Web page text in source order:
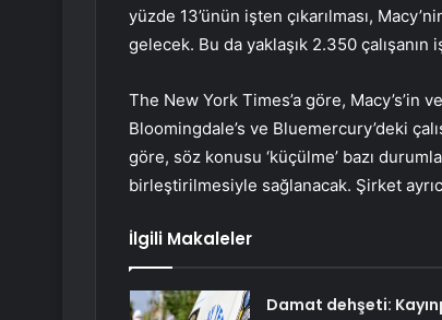
yüzde 13’ünün işten çıkarılması,
gelecek. Bu da yaklaşık 2.350 çalışanın
The New York Times’a göre, Macy’s’in
Bloomingdale’s ve Bluemercury’deki
göre, söz konusu ‘küçülme’ bazı
birleştirilmesiyle sağlanacak. Şirket
İlgili Makaleler
Damat dehşeti: